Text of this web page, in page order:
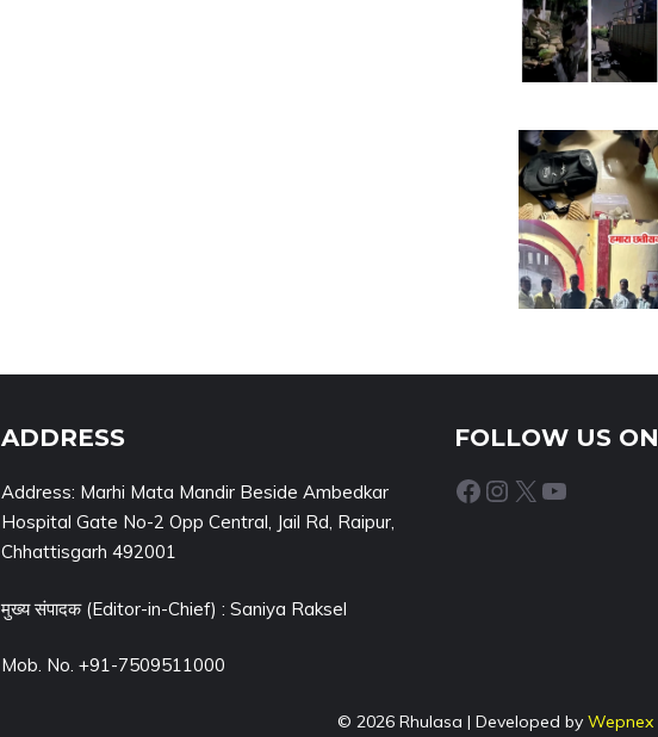
ADDRESS
Address: Marhi Mata Mandir Beside Ambedkar
Hospital Gate No-2 Opp Central, Jail Rd, Raipur,
Chhattisgarh 492001
मुख्य संपादक (Editor-in-Chief) : Saniya Raksel
Mob. No. +91-7509511000
FOLLOW US ON
Facebook Instagram X YouTube
© 2026 Rhulasa | Developed by Wepnex